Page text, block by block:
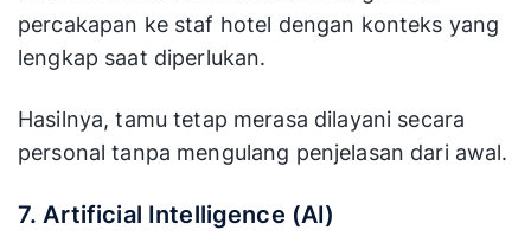
percakapan ke staf hotel dengan konteks yang
lengkap saat diperlukan.
Hasilnya, tamu tetap merasa dilayani secara
personal tanpa mengulang penjelasan dari awal.
7. Artificial Intelligence (AI)